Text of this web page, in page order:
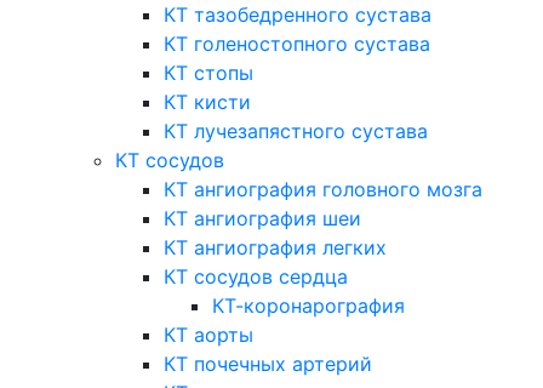
КТ тазобедренного сустава
КТ голеностопного сустава
КТ стопы
КТ кисти
КТ лучезапястного сустава
КТ сосудов
КТ ангиография головного мозга
КТ ангиография шеи
КТ ангиография легких
КТ сосудов сердца
КТ-коронарография
КТ аорты
КТ почечных артерий